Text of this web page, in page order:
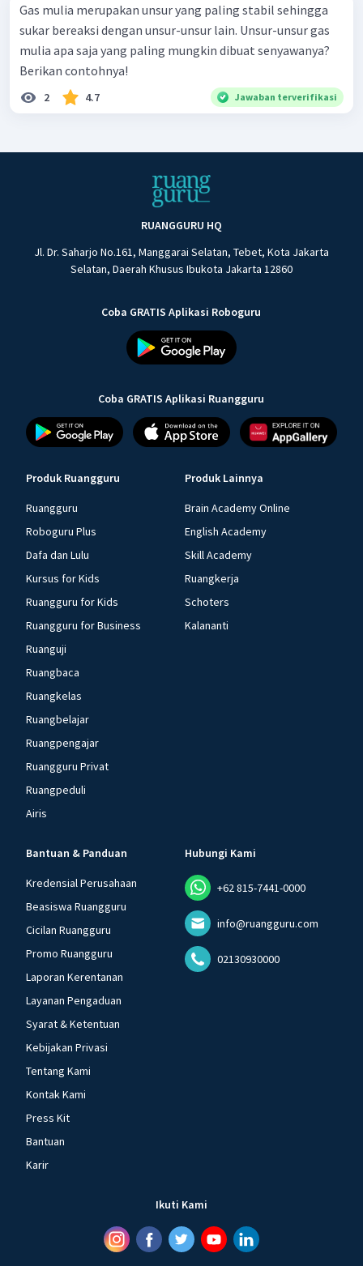
Gas mulia merupakan unsur yang paling stabil sehingga
sukar bereaksi dengan unsur-unsur lain. Unsur-unsur gas
mulia apa saja yang paling mungkin dibuat senyawanya?
Berikan contohnya!
2 4.7 Jawaban terverifikasi
RUANGGURU HQ
Jl. Dr. Saharjo No.161, Manggarai Selatan, Tebet, Kota Jakarta
Selatan, Daerah Khusus Ibukota Jakarta 12860
Coba GRATIS Aplikasi Roboguru
Coba GRATIS Aplikasi Ruangguru
Produk Ruangguru
Ruangguru
Roboguru Plus
Dafa dan Lulu
Kursus for Kids
Ruangguru for Kids
Ruangguru for Business
Ruanguji
Ruangbaca
Ruangkelas
Ruangbelajar
Ruangpengajar
Ruangguru Privat
Ruangpeduli
Airis
Produk Lainnya
Brain Academy Online
English Academy
Skill Academy
Ruangkerja
Schoters
Kalananti
Bantuan & Panduan
Kredensial Perusahaan
Beasiswa Ruangguru
Cicilan Ruangguru
Promo Ruangguru
Laporan Kerentanan
Layanan Pengaduan
Syarat & Ketentuan
Kebijakan Privasi
Tentang Kami
Kontak Kami
Press Kit
Bantuan
Karir
Hubungi Kami
+62 815-7441-0000
info@ruangguru.com
02130930000
Ikuti Kami